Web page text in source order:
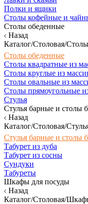
Полки и ящики
Столы кофейные и
Столы обеденные
Назад
Каталог/Столовая/
Столы обеденные
Столы квадратные из
Столы круглые из
Столы овальные из
Столы прямоугольные
Стулья
Стулья барные и столы
Назад
Каталог/Столовая/
Стулья барные и столы
Табурет из дуба
Табурет из сосны
Сундуки
Табуреты
Шкафы для посуды
Назад
Каталог/Столовая/